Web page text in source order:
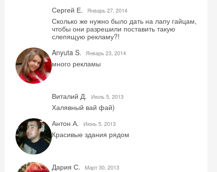
Сергей Е.
Январь 27, 2014
Сколько же нужно было дать на лапу гайцам,
чтобы они разрешили поставить такую
слепящую рекламу?!
Anyuta S.
Январь 23, 2014
много рекламы
Виталий Д. Июль 5, 2013
Халявный вай фай)
Антон А.
Июнь 5, 2013
Красивые здания рядом
Дария С. Mарт 30, 2013
Скидка −5%
Хочешь дешевле? Оставь почту и получи
Получить промокод